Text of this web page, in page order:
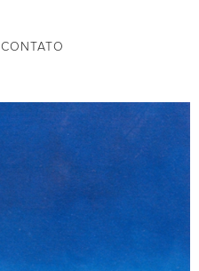
CONTATO